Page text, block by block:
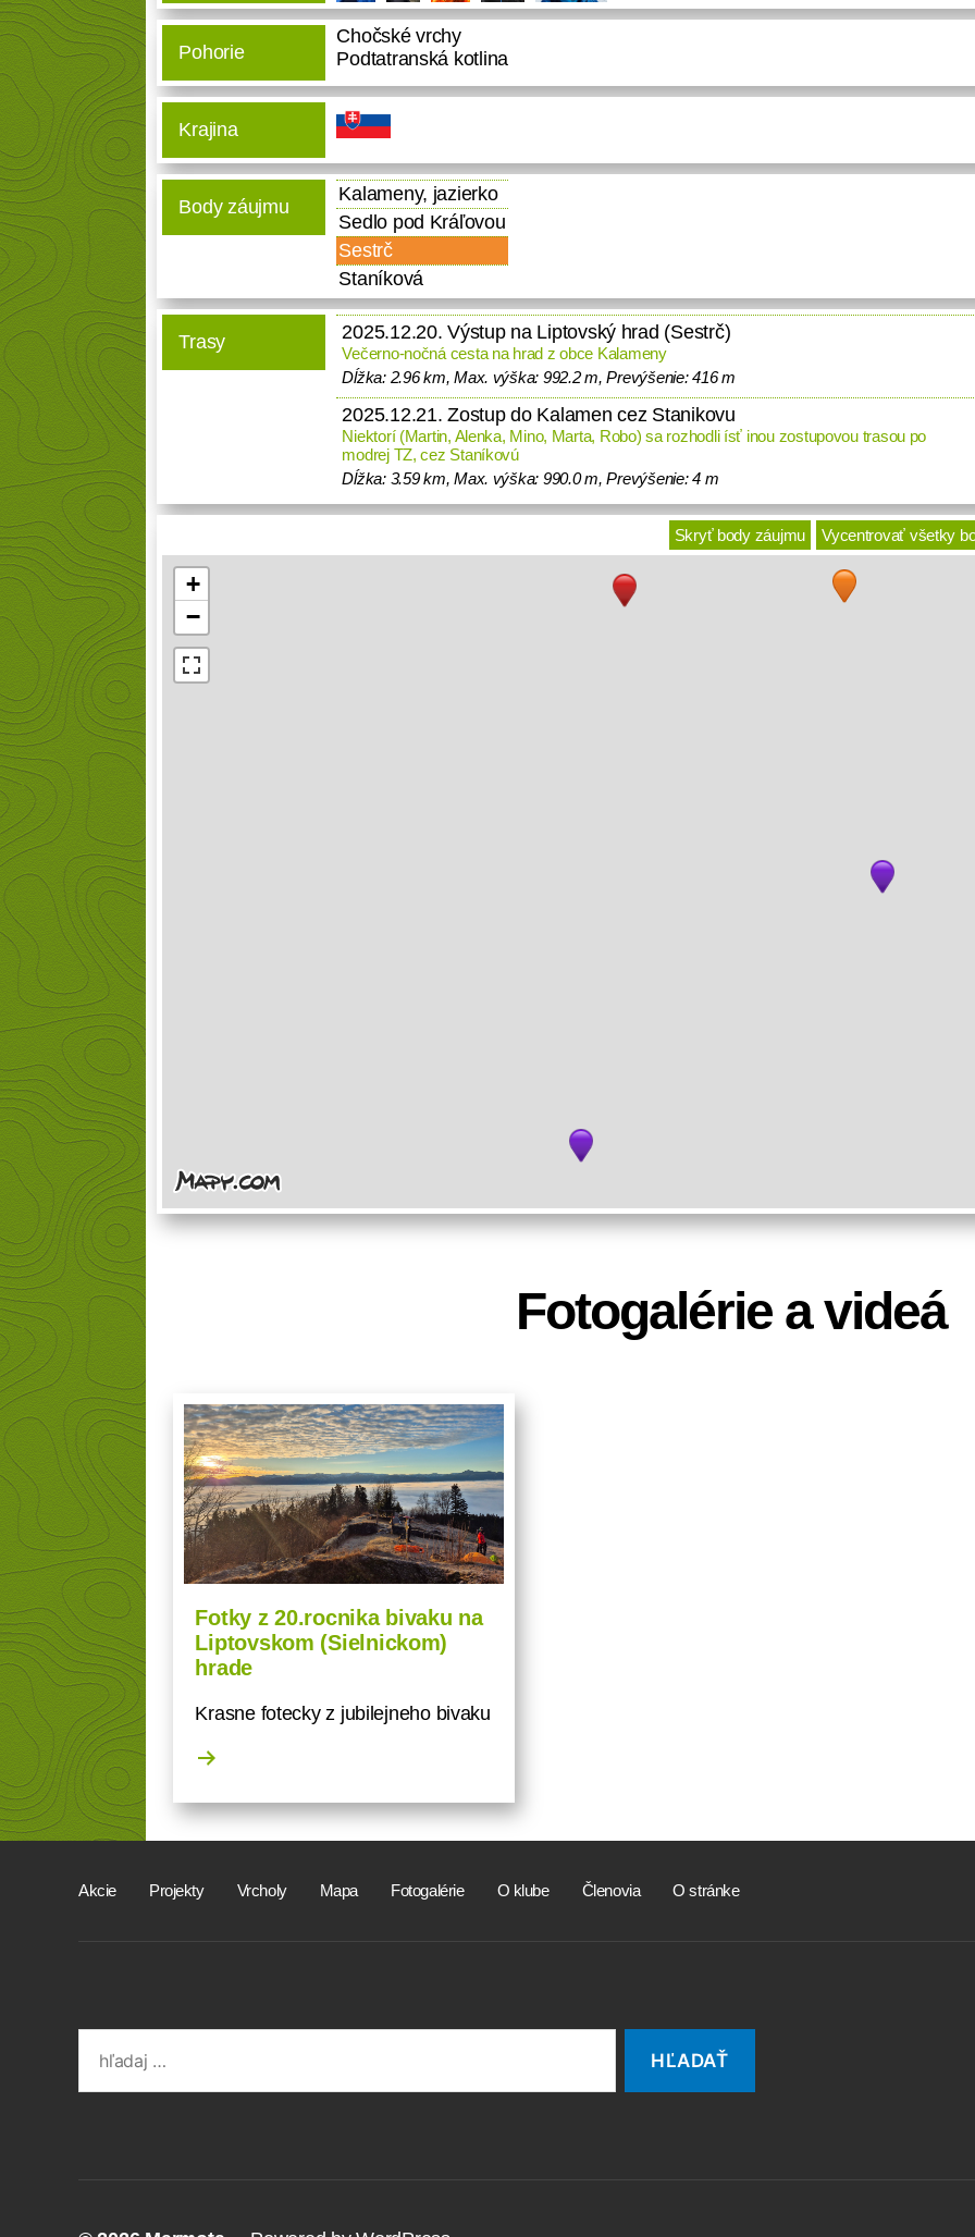
Pohorie
Chočské vrchy
Podtatranská kotlina
Krajina
Body záujmu
Kalameny, jazierko
Sedlo pod Kráľovou
Sestrč
Staníková
Trasy 2025.12.20. Výstup na Liptovský hrad (Sestrč)
Večerno-nočná cesta na hrad z obce Kalameny
Dĺžka: 2.96 km, Max. výška: 992.2 m, Prevýšenie: 416 m
2025.12.21. Zostup do Kalamen cez Stanikovu
Niektorí (Martin, Alenka, Mino, Marta, Robo) sa rozhodli ísť inou zostupovou trasou po
modrej TZ, cez Staníkovú
Dĺžka: 3.59 km, Max. výška: 990.0 m, Prevýšenie: 4 m
Skryť body záujmu Vycentrovať všetky
+
−
Fotogalérie a videá
Fotky z 20.rocnika bivaku na
Liptovskom (Sielnickom)
hrade
Krasne fotecky z jubilejneho bivaku
Akcie Projekty Vrcholy Mapa Fotogalérie O klube Členovia O stránke
for: